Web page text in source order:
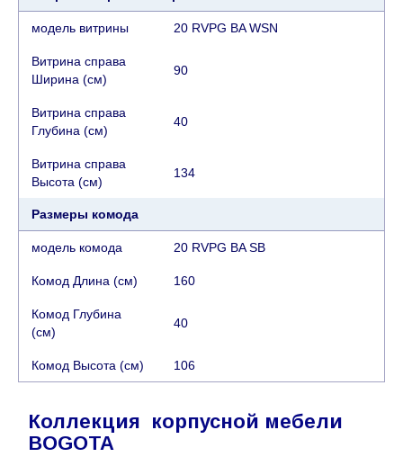
модель витрины 20 RVPG BA WSN
Витрина справа
Ширина (см)
90
Витрина справа
Глубина (см)
40
Витрина справа
Высота (см)
134
Размеры комода
модель комода 20 RVPG BA SB
Комод Длина (см) 160
Комод Глубина
(см)
40
Комод Высота (см) 106
Коллекция корпусной мебели
BOGOTA